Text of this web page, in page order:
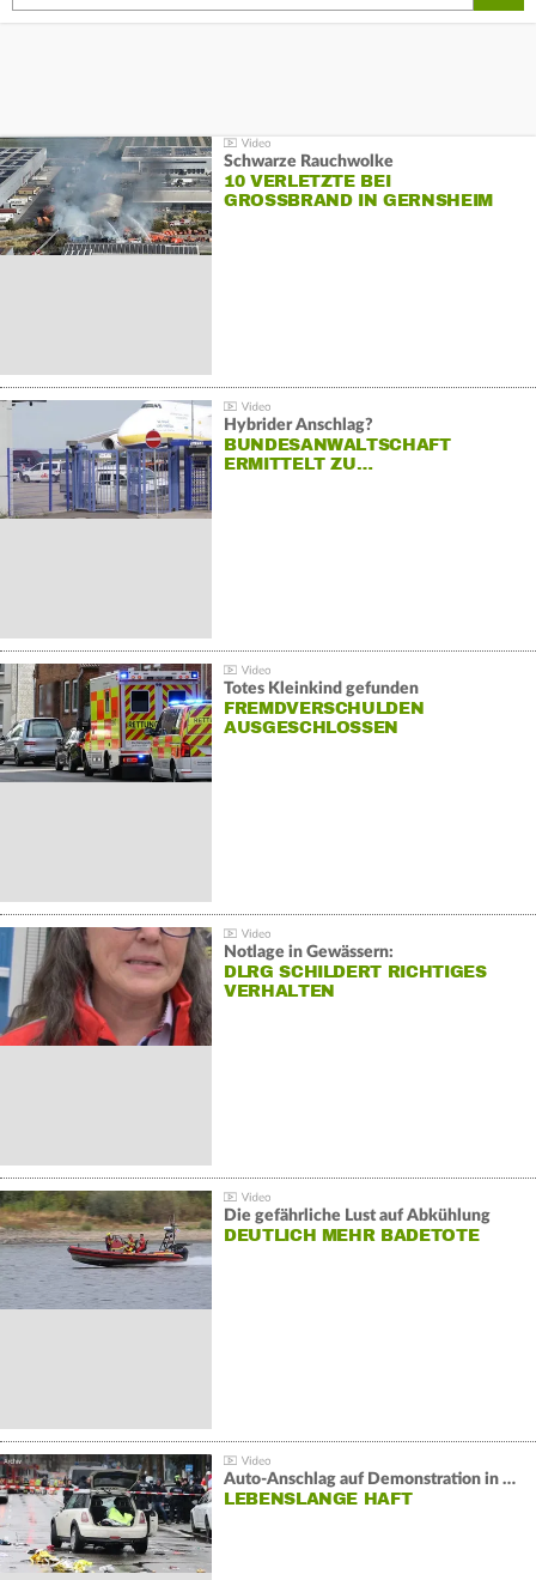
Schwarze Rauchwolke
10 VERLETZTE BEI
GROSSBRAND IN GERNSHEIM
Hybrider Anschlag?
BUNDESANWALTSCHAFT
ERMITTELT ZU…
Totes Kleinkind gefunden
FREMDVERSCHULDEN
AUSGESCHLOSSEN
Notlage in Gewässern:
DLRG SCHILDERT RICHTIGES
VERHALTEN
Die gefährliche Lust auf Abkühlung
DEUTLICH MEHR BADETOTE
Auto-Anschlag auf Demonstration in München:
LEBENSLANGE HAFT